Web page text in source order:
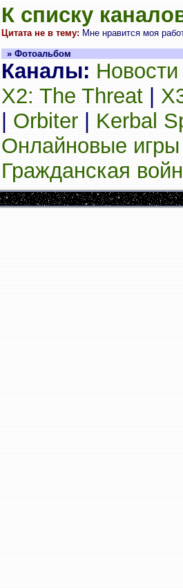
К списку
Цитата не в тему: Мне нравится моя
» Фотоальбом
Каналы: Новости
X2: The Threat
Orbiter
Kerbal
Онлайновые игры
Гражданская